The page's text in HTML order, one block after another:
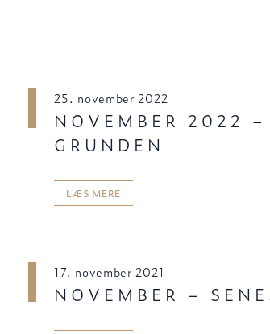
25. november 2022
NOVEMBER 2022 –
GRUNDEN
LÆS MERE
17. november 2021
NOVEMBER –